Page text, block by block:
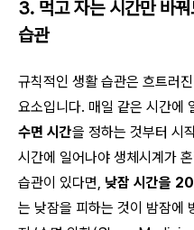
3. 먹고 자는 시간만 바
습관
규칙적인 생활 습관은 흐트러
요소입니다. 매일 같은 시간에
수면 시간을 정하는 것부터 시
시간에 일어나야 생체시계가
습관이 있다면, 낮잠 시간을
는 낮잠을 피하는 것이 밤잠에